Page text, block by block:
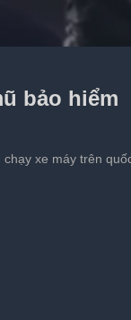
bảo hiểm
xe máy trên